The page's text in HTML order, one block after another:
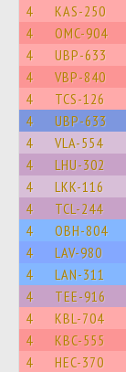
4 KAS-250
4 OMC-904
4 UBP-633
4 VBP-840
4 TCS-126
4 UBP-633
4 VLA-554
4 LHU-302
4 LKK-116
4 TCL-244
4 OBH-804
4 LAV-980
4 LAN-311
4 TEE-916
4 KBL-704
4 KBC-555
4 HEC-370